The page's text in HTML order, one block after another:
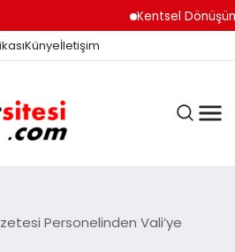
Kentsel Dönüşüm
Künyeİletişim
Personelinden Vali’ye